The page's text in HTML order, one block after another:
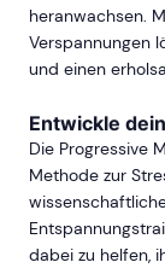
heranwachsen.
Verspannungen
und einen
Entwickle
Die Progressive
Methode zur
dabei zu helfen,